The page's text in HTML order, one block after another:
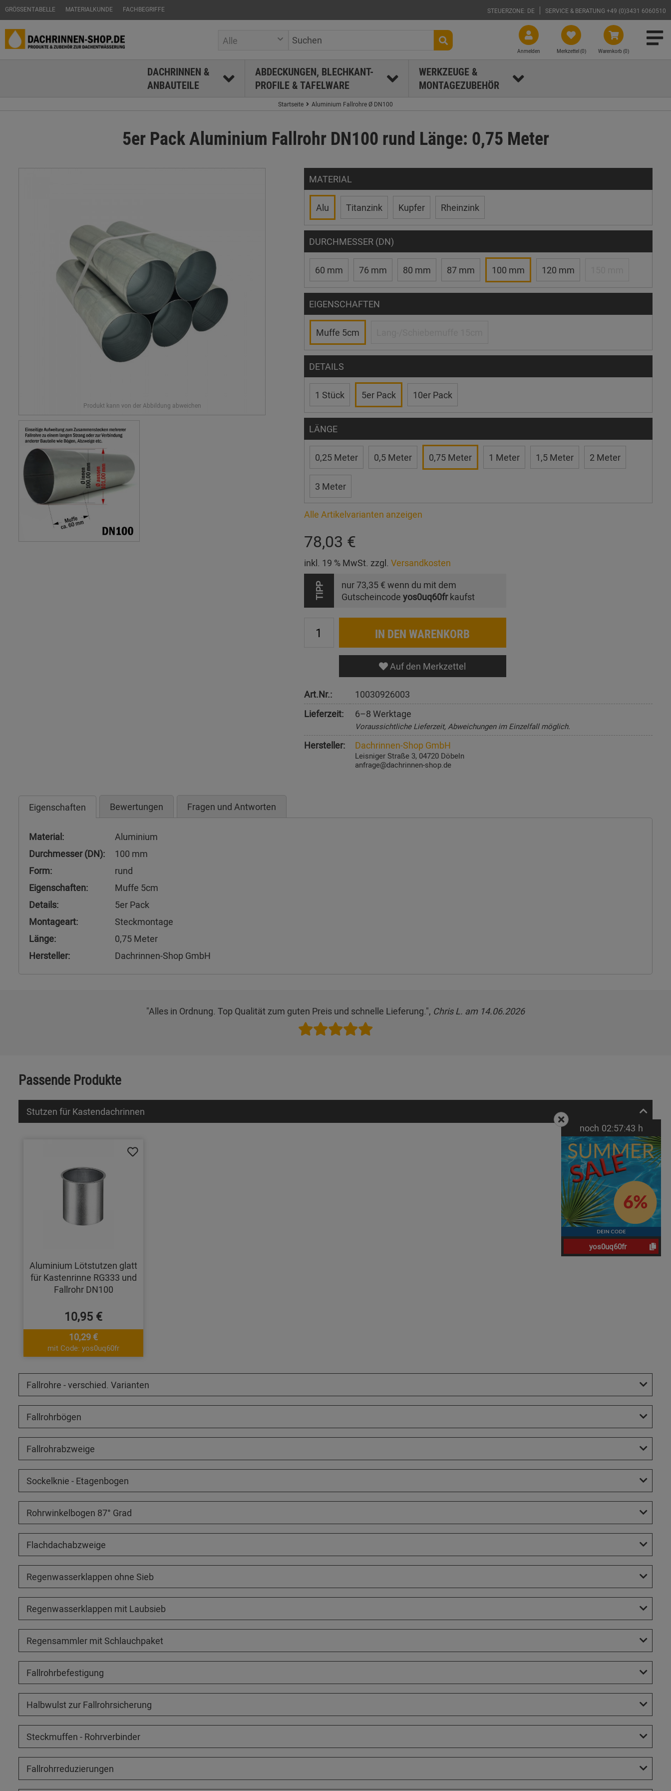
GRÖSSENTABELLE MATERIALKUNDE FACHBEGRIFFE STEUERZONE: DE SERVICE & BERATUNG +49 (0)3431 6060510
Warenkorb (0)
Merkzettel (0)
Anmelden
Alle
DACHRINNEN &
ANBAUTEILE
ABDECKUNGEN, BLECHKANT-
PROFILE & TAFELWARE
WERKZEUGE &
MONTAGEZUBEHÖR
Startseite Aluminium Fallrohre Ø DN100
5er Pack Aluminium Fallrohr DN100 rund Länge: 0,75 Meter
MATERIAL
Alu Titanzink Kupfer Rheinzink
DURCHMESSER (DN)
60 mm 76 mm 80 mm 87 mm 100 mm 120 mm
EIGENSCHAFTEN
Muffe 5cm
DETAILS
1 Stück 5er Pack 10er Pack
LÄNGE
0,25 Meter 0,5 Meter 0,75 Meter 1 Meter 1,5 Meter 2 Meter
3 Meter
Alle Artikelvarianten anzeigen
78,03 €
inkl. 19 % MwSt. zzgl. Versandkosten
TIPP nur73,35 € wenn du mit dem
Gutscheincode yos0uq60frkaufst
IN DEN WARENKORB
Auf den Merkzettel
Art.Nr.:
10030926003
Lieferzeit:
6–8 Werktage
Voraussichtliche Lieferzeit, Abweichungen im Einzelfall möglich.
Hersteller: Dachrinnen-Shop GmbH
Leisniger Straße 3, 04720 Döbeln
anfrage@dachrinnen-shop.de
Eigenschaften Bewertungen Fragen und Antworten
Material:
Aluminium
Durchmesser (DN):
100 mm
Form:
rund
Eigenschaften:
Muffe 5cm
Details:
5er Pack
Montageart:
Steckmontage
Länge:
0,75 Meter
Hersteller:
Dachrinnen-Shop GmbH
"Alles in Ordnung. Top Qualität zum guten Preis und schnelle Lieferung.", Chris L. am 14.06.2026
Passende Produkte
Stutzen für Kastendachrinnen
Aluminium Lötstutzen glatt
für Kastenrinne RG333 und
Fallrohr DN100
10,95 €
10,29 €
mit Code: yos0uq60fr
Fallrohre - verschied. Varianten
Fallrohrbögen
Fallrohrabzweige
Sockelknie - Etagenbogen
Rohrwinkelbogen 87° Grad
Flachdachabzweige
Regenwasserklappen ohne Sieb
Regenwasserklappen mit Laubsieb
Regensammler mit Schlauchpaket
Fallrohrbefestigung
Halbwulst zur Fallrohrsicherung
Steckmuffen - Rohrverbinder
Fallrohrreduzierungen
noch 02:57:43 h
yos0uq60fr